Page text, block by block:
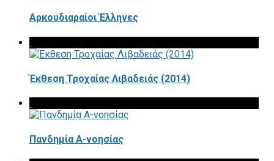
Αρκουδιαραίοι Έλληνες
Έκθεση Τροχαίας Λιβαδειάς (2014)
Πανδημία Α-νοησίας